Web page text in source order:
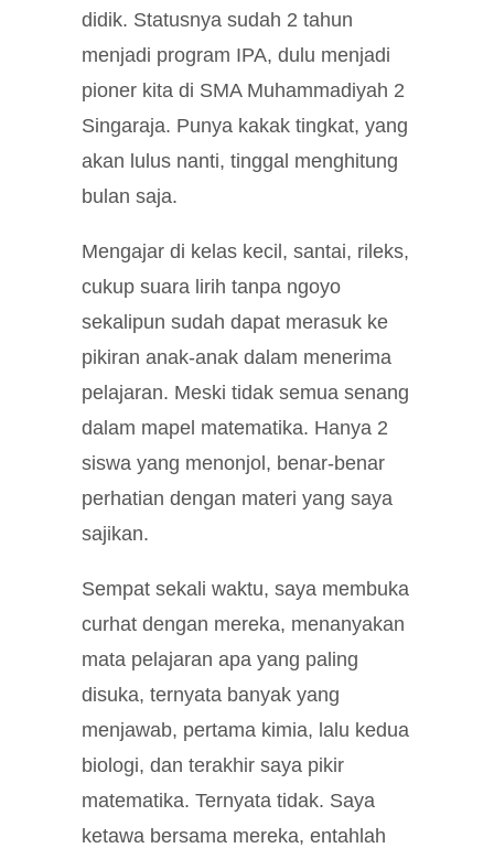
didik. Statusnya sudah 2 tahun
menjadi program IPA, dulu menjadi
pioner kita di SMA Muhammadiyah 2
Singaraja. Punya kakak tingkat, yang
akan lulus nanti, tinggal menghitung
bulan saja.
Mengajar di kelas kecil, santai, rileks,
cukup suara lirih tanpa ngoyo
sekalipun sudah dapat merasuk ke
pikiran anak-anak dalam menerima
pelajaran. Meski tidak semua senang
dalam mapel matematika. Hanya 2
siswa yang menonjol, benar-benar
perhatian dengan materi yang saya
sajikan.
Sempat sekali waktu, saya membuka
curhat dengan mereka, menanyakan
mata pelajaran apa yang paling
disuka, ternyata banyak yang
menjawab, pertama kimia, lalu kedua
biologi, dan terakhir saya pikir
matematika. Ternyata tidak. Saya
ketawa bersama mereka, entahlah